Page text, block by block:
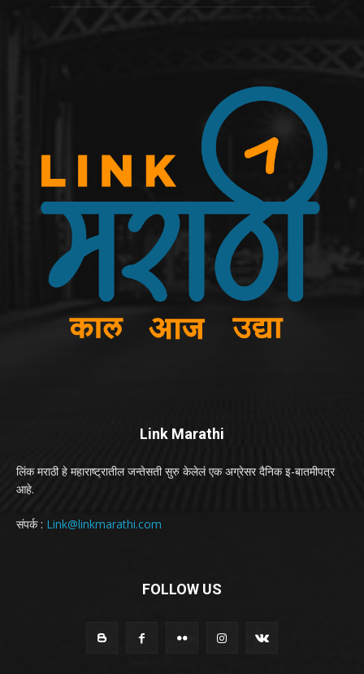
Link Marathi
लिंक मराठी हे महाराष्ट्रातील जन्तेसती सुरु केलेलं एक अग्रेसर दैनिक इ-बातमीपत्र
आहे.
संपर्क : Link@linkmarathi.com
FOLLOW US